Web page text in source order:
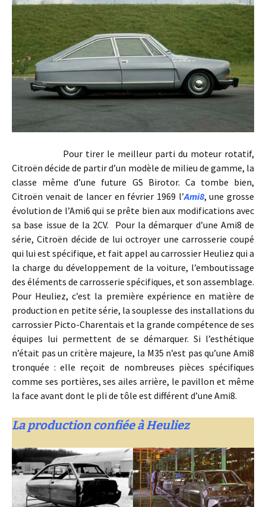
Pour tirer le meilleur parti du moteur rotatif,
Citroën décide de partir d’un modèle de milieu de gamme, la
classe même d’une future GS Birotor. Ca tombe bien,
Citroën venait de lancer en février 1969 l’Ami8, une grosse
évolution de l’Ami6 qui se prête bien aux modifications avec
sa base issue de la 2CV. Pour la démarquer d’une Ami8 de
série, Citroën décide de lui octroyer une carrosserie coupé
qui lui est spécifique, et fait appel au carrossier Heuliez qui a
la charge du développement de la voiture, l’emboutissage
des éléments de carrosserie spécifiques, et son assemblage.
Pour Heuliez, c’est la première expérience en matière de
production en petite série, la souplesse des installations du
carrossier Picto-Charentais et la grande compétence de ses
équipes lui permettent de se démarquer. Si l’esthétique
n’était pas un critère majeure, la M35 n’est pas qu’une Ami8
tronquée : elle reçoit de nombreuses pièces spécifiques
comme ses portières, ses ailes arrière, le pavillon et même
la face avant dont le pli de tôle est différent d’une Ami8.
La production confiée à Heuliez